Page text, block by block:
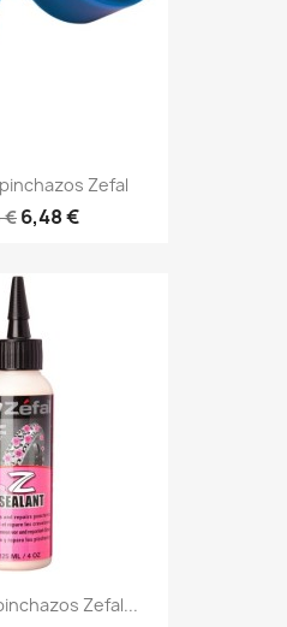
Zefal
€ 6,48 €
Zefal...